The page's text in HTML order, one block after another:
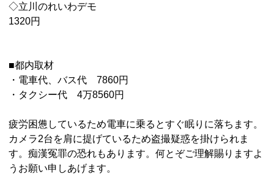
◇立川のれいわデモ
1320円
■都内取材
・電車代、バス代 7860円
・タクシー代 4万8560円
疲労困憊しているため電車に乗るとすぐ眠りに落ちます。
カメラ2台を肩に提げているため盗撮疑惑を掛けられま
す。痴漢冤罪の恐れもあります。何とぞご理解賜りますよ
うお願い申しあげます。